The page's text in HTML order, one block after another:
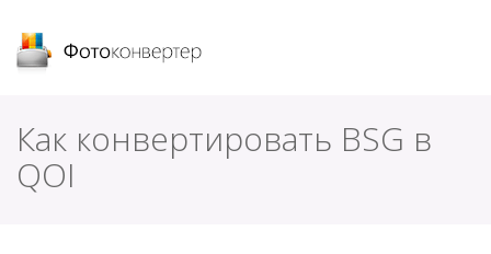
Как конвертировать BSG в
QOI